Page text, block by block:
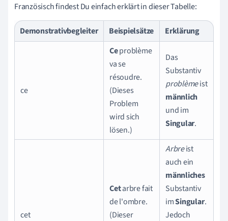
Französisch findest Du einfach erklärt in dieser Tabelle:
Demonstrativbegleiter Beispielsätze Erklärung
ce
Ceproblème
va se
résoudre.
(Dieses
Problem
wird sich
lösen.)
Das
Substantiv
problèmeist
männlich
und im
Singular.
cet
Cetarbre fait
de l'ombre.
(Dieser
Arbreist
auch ein
männliches
Substantiv
imSingular.
Jedoch